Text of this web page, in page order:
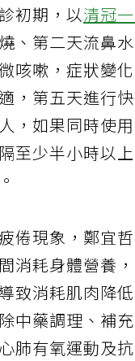
初期，以清冠
、第二天流鼻
咳嗽，症狀變
，第五天進行
，如果同時使
至少半小時以
倦現象，鄭宜
消耗身體營養
致消耗肌肉降
中藥調理、補
肺有氧運動及